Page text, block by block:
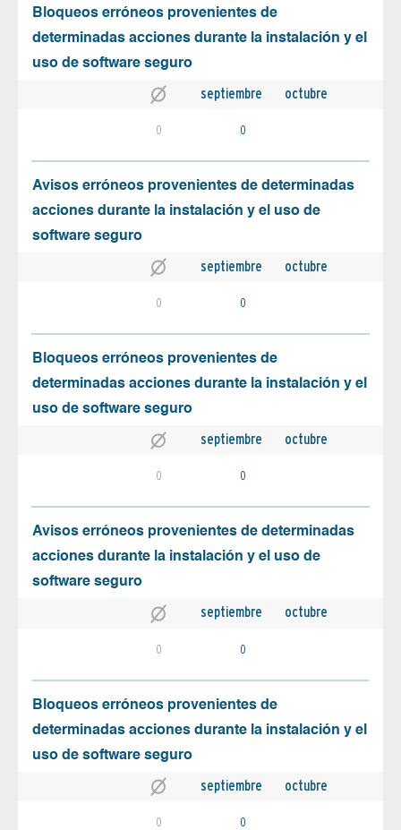
Bloqueos erróneos provenientes de
determinadas acciones durante la instalación y el
uso de software seguro
septiembre octubre
0 0
Avisos erróneos provenientes de determinadas
acciones durante la instalación y el uso de
software seguro
septiembre octubre
0 0
Bloqueos erróneos provenientes de
determinadas acciones durante la instalación y el
uso de software seguro
septiembre octubre
0 0
Avisos erróneos provenientes de determinadas
acciones durante la instalación y el uso de
software seguro
septiembre octubre
0 0
Bloqueos erróneos provenientes de
determinadas acciones durante la instalación y el
uso de software seguro
septiembre octubre
0 0